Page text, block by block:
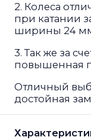
2. Колеса
при катании
ширины 24
3. Так же за
повышенная
Отличный
достойная